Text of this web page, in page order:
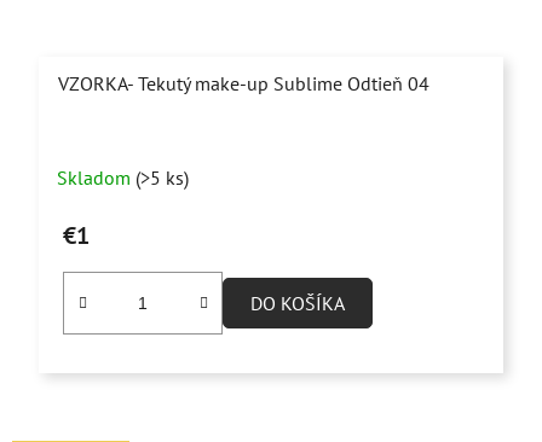
VZORKA- Tekutý make-up Sublime Odtieň 04
Skladom (>5 ks)
€1
DO KOŠÍKA